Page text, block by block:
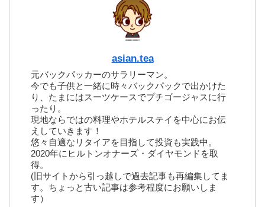
asian.tea
元バックパッカーのサラリーマン。
今でも子供と一緒に時々バックパックで出かけた
り、たまにはスーツケースでプチゴージャスに行
ったり。
現地ならではの料理やホテルステイを中心にお伝
えしていきます！
悠々自適なリタイアを目指して投資も実践中。
2020年にヒルトンオナーズ・ダイヤモンドを取
得。
(旧サイトから引っ越しで過去記事も再編集してま
す。ちょっと古い記事は参考程度にお願いしま
す）